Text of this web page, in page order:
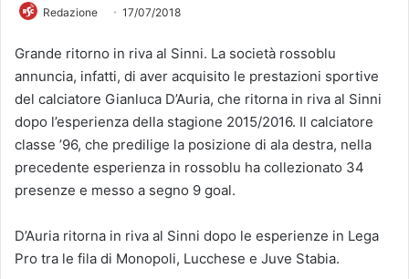
Redazione 17/07/2018
Grande ritorno in riva al Sinni. La società rossoblu
annuncia, infatti, di aver acquisito le prestazioni sportive
del calciatore Gianluca D’Auria, che ritorna in riva al Sinni
dopo l’esperienza della stagione 2015/2016. Il calciatore
classe ’96, che predilige la posizione di ala destra, nella
precedente esperienza in rossoblu ha collezionato 34
presenze e messo a segno 9 goal.
D’Auria ritorna in riva al Sinni dopo le esperienze in Lega
Pro tra le fila di Monopoli, Lucchese e Juve Stabia.